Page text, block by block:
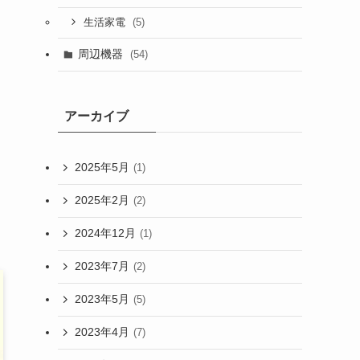
生活家電 (5)
周辺機器 (54)
アーカイブ
2025年5月 (1)
2025年2月 (2)
2024年12月 (1)
2023年7月 (2)
2023年5月 (5)
2023年4月 (7)